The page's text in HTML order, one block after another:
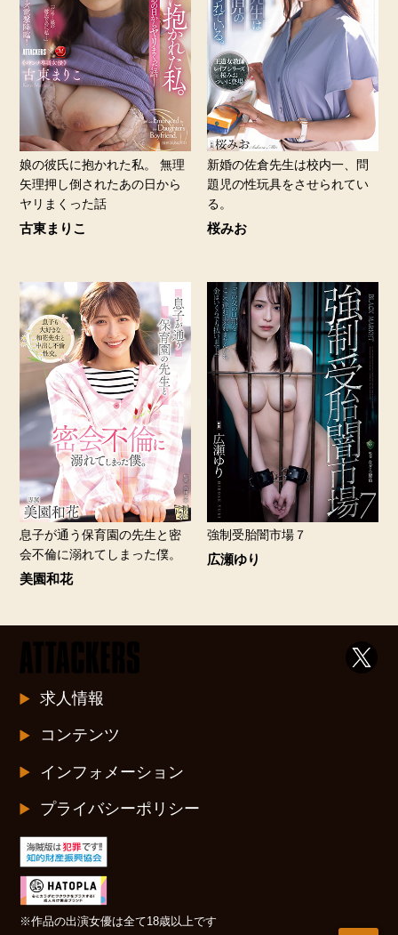
娘の彼氏に抱かれた私。 無理
矢理押し倒されたあの日から
ヤリまくった話
古東まりこ
新婚の佐倉先生は校内一、問
題児の性玩具をさせられてい
る。
桜みお
息子が通う保育園の先生と密
会不倫に溺れてしまった僕。
美園和花
強制受胎闇市場７
広瀬ゆり
求人情報
コンテンツ
インフォメーション
プライバシーポリシー
※作品の出演女優は全て18歳以上です